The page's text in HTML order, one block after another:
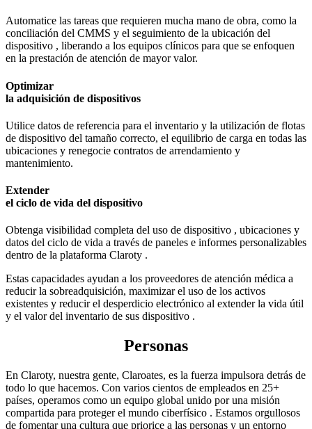
Automatice las tareas que requieren mucha mano de obra, como la
conciliación del CMMS y el seguimiento de la ubicación del
dispositivo , liberando a los equipos clínicos para que se enfoquen
en la prestación de atención de mayor valor.
Optimizar
la adquisición de dispositivos
Utilice datos de referencia para el inventario y la utilización de flotas
de dispositivo del tamaño correcto, el equilibrio de carga en todas las
ubicaciones y renegocie contratos de arrendamiento y
mantenimiento.
Extender
el ciclo de vida del dispositivo
Obtenga visibilidad completa del uso de dispositivo , ubicaciones y
datos del ciclo de vida a través de paneles e informes personalizables
dentro de la plataforma Claroty .
Estas capacidades ayudan a los proveedores de atención médica a
reducir la sobreadquisición, maximizar el uso de los activos
existentes y reducir el desperdicio electrónico al extender la vida útil
y el valor del inventario de sus dispositivo .
Personas
En Claroty, nuestra gente, Claroates, es la fuerza impulsora detrás de
todo lo que hacemos. Con varios cientos de empleados en 25+
países, operamos como un equipo global unido por una misión
compartida para proteger el mundo ciberfísico . Estamos orgullosos
de fomentar una cultura que priorice a las personas y un entorno